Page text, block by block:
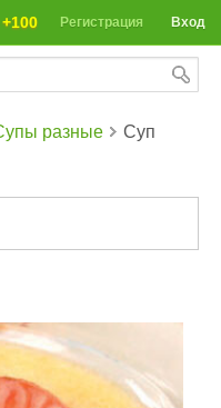
Вход
Регистрация
+100
разные
Суп